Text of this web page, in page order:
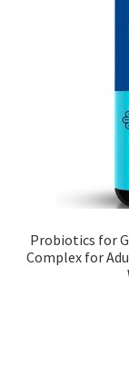
Probiotics for
Complex for